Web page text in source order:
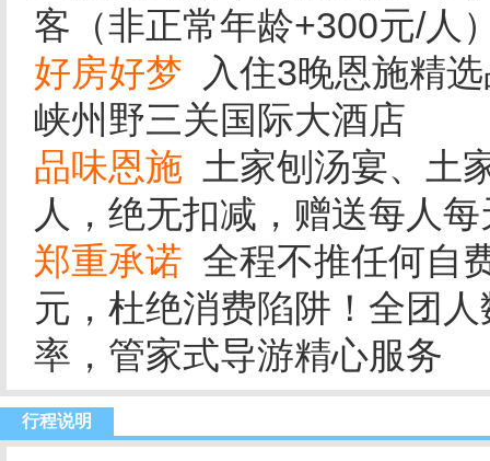
客（非正常年龄+300元/人
好房好梦 入住3晚恩施精
峡州野三关国际大酒店
品味恩施 土家刨汤宴、土
人，绝无扣减 ，赠送每人
郑重承诺 全程不推任何自
元，杜绝消费陷阱！全团
率，管家式导游精心服务
行程说明